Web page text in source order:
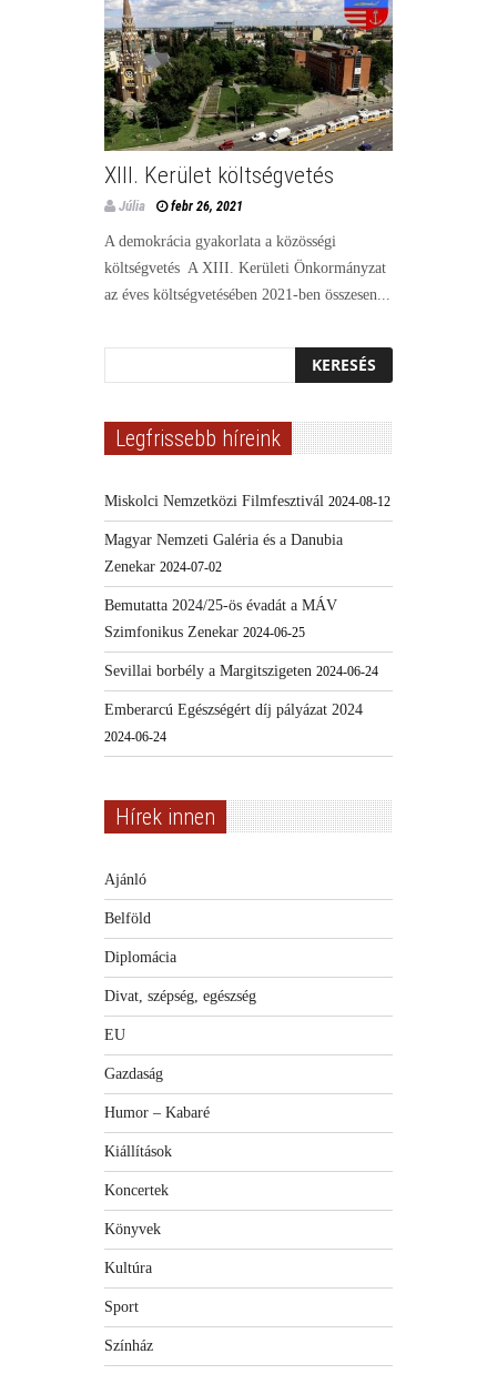
XIII. Kerület költségvetés
Júlia febr 26, 2021
A demokrácia gyakorlata a közösségi
költségvetés A XIII. Kerületi Önkormányzat
az éves költségvetésében 2021-ben összesen...
Legfrissebb híreink
Miskolci Nemzetközi Filmfesztivál 2024-08-12
Magyar Nemzeti Galéria és a Danubia
Zenekar 2024-07-02
Bemutatta 2024/25-ös évadát a MÁV
Szimfonikus Zenekar 2024-06-25
Sevillai borbély a Margitszigeten 2024-06-24
Emberarcú Egészségért díj pályázat 2024
2024-06-24
Hírek innen
Ajánló
Belföld
Diplomácia
Divat, szépség, egészség
EU
Gazdaság
Humor – Kabaré
Kiállítások
Koncertek
Könyvek
Kultúra
Sport
Színház